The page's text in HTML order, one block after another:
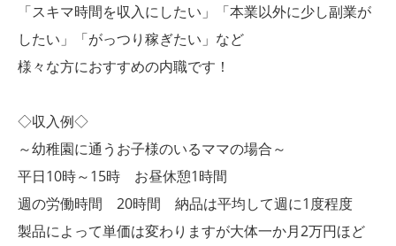
「スキマ時間を収入にしたい」「本業以外に少し副業が
したい」「がっつり稼ぎたい」など
様々な方におすすめの内職です！
◇収入例◇
～幼稚園に通うお子様のいるママの場合～
平日10時～15時 お昼休憩1時間
週の労働時間 20時間 納品は平均して週に1度程度
製品によって単価は変わりますが大体一か月2万円ほど